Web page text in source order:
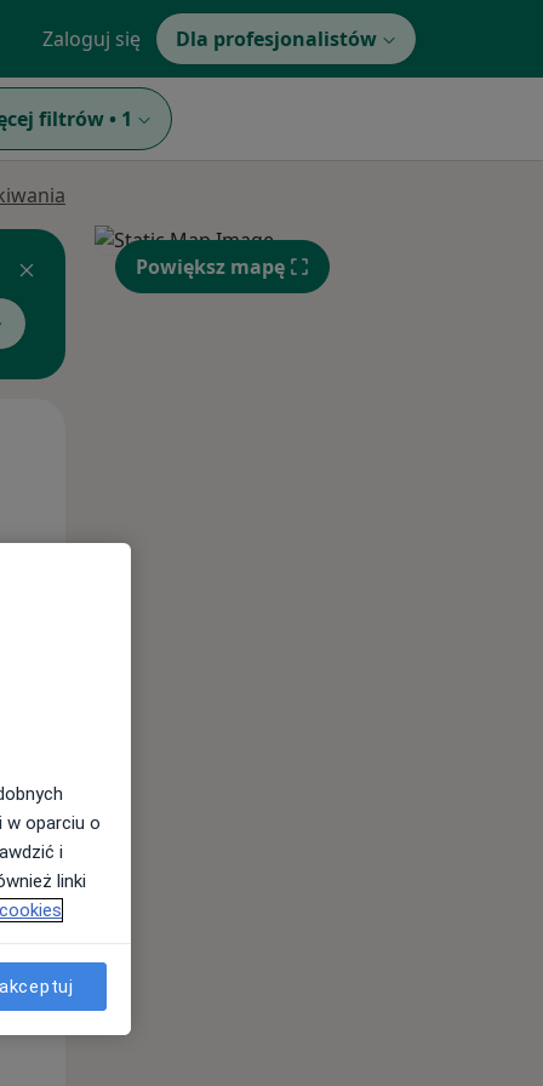
Zaloguj się Dla profesjonalistów
filtrów • 1
Wt,
11 Sie
Powiększ mapę
w oparciu o
i
linki